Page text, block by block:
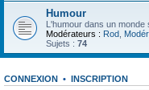
Humour
L'humour dans un monde
Modérateurs : Rod
Sujets : 74
CONNEXION • INSCRIPTION